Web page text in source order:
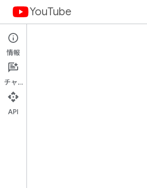
YouTube
You
利用規約（南北アメリカ）
情報
チャット
API